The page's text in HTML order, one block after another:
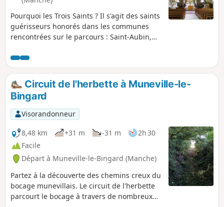
Pourquoi les Trois Saints ? Il s'agit des saints
guérisseurs honorés dans les communes
rencontrées sur le parcours : Saint-Aubin,
nom de Saint-Michel-de-la-Pierre, il est lié à
l'exploitation du sous-sol et de la proximité
des carrières de Saint-Aubin-du-Perron. Une
balade en dur avec un passage humide au
Pont-Vert.
Circuit de l'herbette à Muneville-le-
Bingard
Visorandonneur
8,48 km
+31 m -31 m
2h 30
Facile
Départ à Muneville-le-Bingard (Manche)
Partez à la découverte des chemins creux du
bocage munevillais. Le circuit de l'herbette
parcourt le bocage à travers de nombreux